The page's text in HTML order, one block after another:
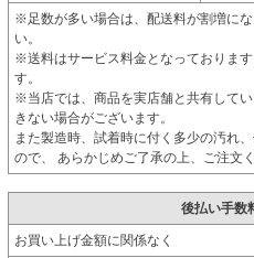
※足数が多い場合は、配送料が割増に
い。
※送料はサービス料金となっておりま
す。
※当店では、商品を実店舗と共有して
きない場合がございます。
また製造時、試着時に付く多少の汚れ
ので、 あらかじめご了承の上、ご注文く
後払い手数
お買い上げ金額に関係なく